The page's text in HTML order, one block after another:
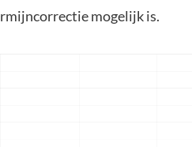
mogelijk is.